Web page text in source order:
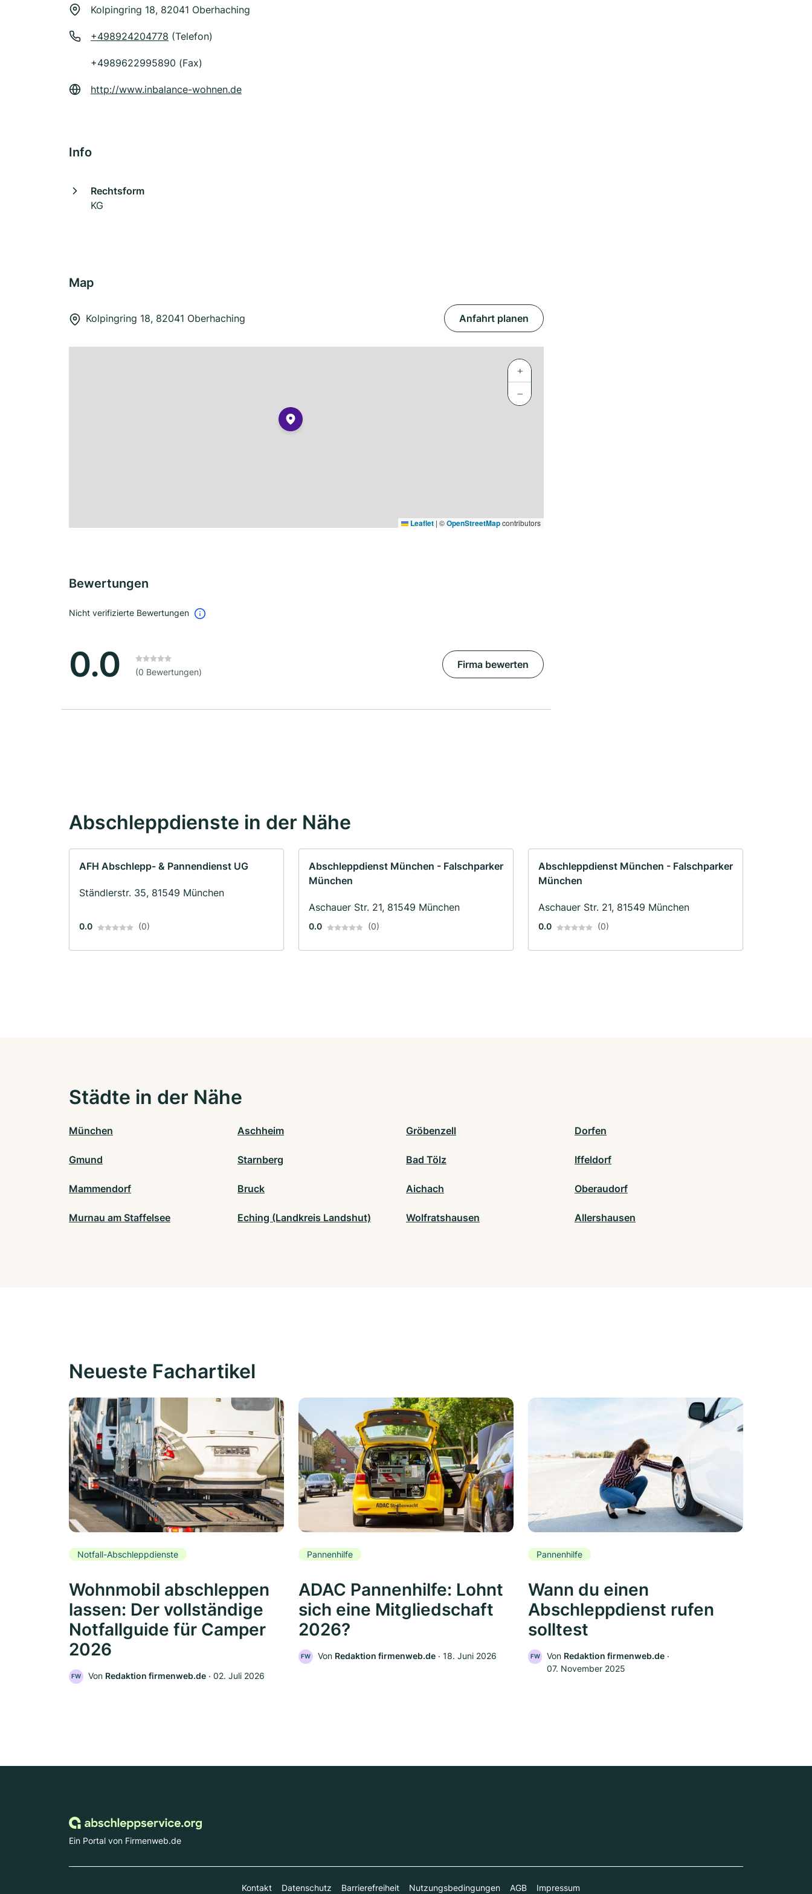
Kolpingring 18, 82041 Oberhaching
+498924204778 (Telefon)
+4989622995890 (Fax)
http://www.inbalance-wohnen.de
Info
Rechtsform
KG
Map
Kolpingring 18, 82041 Oberhaching Anfahrt planen
+
−
Leaflet | ©OpenStreetMapcontributors
Bewertungen
Nicht verifizierte Bewertungen
0.0 (0 Bewertungen)
Firma bewerten
Abschleppdienste in der Nähe
AFH Abschlepp- & Pannendienst UG
Ständlerstr. 35, 81549 München
0.0 (0)
Abschleppdienst München - Falschparker
München
Aschauer Str. 21, 81549 München
0.0 (0)
Abschleppdienst München - Falschparker
München
Aschauer Str. 21, 81549 München
0.0 (0)
Städte in der Nähe
München Aschheim Gröbenzell Dorfen
Gmund Starnberg Bad Tölz Iffeldorf
Mammendorf Bruck Aichach Oberaudorf
Murnau am Staffelsee Eching (Landkreis Landshut) Wolfratshausen Allershausen
Neueste Fachartikel
Notfall-Abschleppdienste
Wohnmobil abschleppen
lassen: Der vollständige
Notfallguide für Camper
2026
FW Von Redaktion firmenweb.de ‧ 02. Juli 2026
Pannenhilfe
ADAC Pannenhilfe: Lohnt
sich eine Mitgliedschaft
2026?
FW Von Redaktion firmenweb.de ‧ 18. Juni 2026
Pannenhilfe
Wann du einen
Abschleppdienst rufen
solltest
FW Von Redaktion firmenweb.de ‧
07. November 2025
Ein Portal von Firmenweb.de
Kontakt Datenschutz Barrierefreiheit Nutzungsbedingungen AGB Impressum